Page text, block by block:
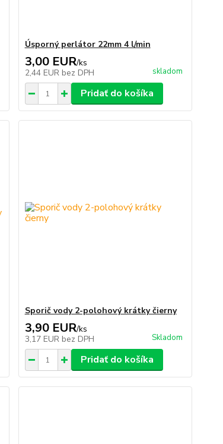
Úsporný perlátor 22mm 4 l/min
3,00 EUR/ks
2,44 EUR bez DPH skladom
Pridať do košíka
Sporič vody 2-polohový krátky čierny
3,90 EUR/ks
3,17 EUR bez DPH Skladom
Pridať do košíka